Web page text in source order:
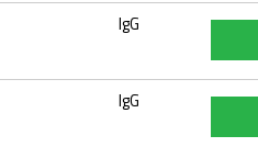
IgG
IgG